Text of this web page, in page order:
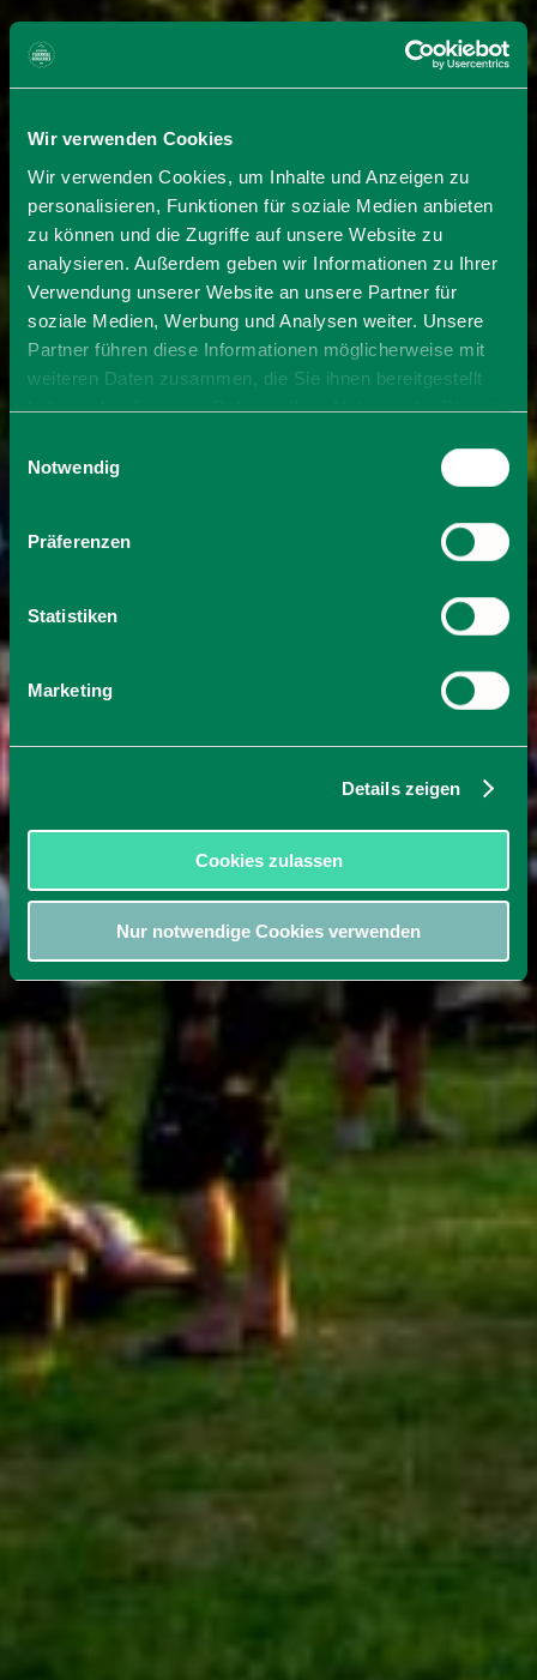
Wir verwenden Cookies
Wir verwenden Cookies, um Inhalte und Anzeigen zu
personalisieren, Funktionen für soziale Medien anbieten
zu können und die Zugriffe auf unsere Website zu
analysieren. Außerdem geben wir Informationen zu Ihrer
Verwendung unserer Website an unsere Partner für
soziale Medien, Werbung und Analysen weiter. Unsere
Partner führen diese Informationen möglicherweise mit
weiteren Daten zusammen, die Sie ihnen bereitgestellt
haben oder die sie im Rahmen Ihrer Nutzung der Dienste
Cookies, wenn Sie unsere Webseite weiterhin nutzen.
Notwendig
Präferenzen
Statistiken
Marketing
Details zeigen
Cookies zulassen
Nur notwendige Cookies verwenden